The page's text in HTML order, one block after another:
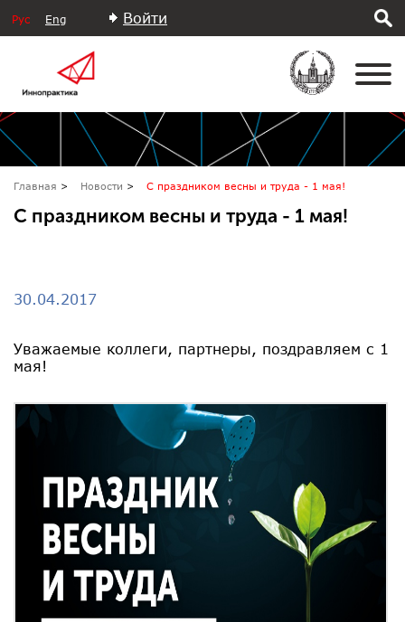
Рус Eng Войти
Главная Новости С праздником весны и труда - 1 мая!
С праздником весны и труда - 1 мая!
30.04.2017
Уважаемые коллеги, партнеры, поздравляем с 1
мая!